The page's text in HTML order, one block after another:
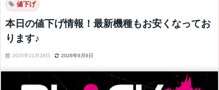
値下げ
本日の値下げ情報！最新機種もお安くなってお
ります♪
2025年11月28日 2026年6月6日